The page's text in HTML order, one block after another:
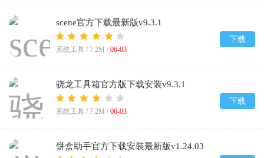
scene官方下载最新版v9.3.1
系统工具 / 7.2M / 06-03
下载
骁龙工具箱官方版下载安装v9.3.1
系统工具 / 7.2M / 06-03
下载
饼盒助手官方下载安装最新版v1.24.03